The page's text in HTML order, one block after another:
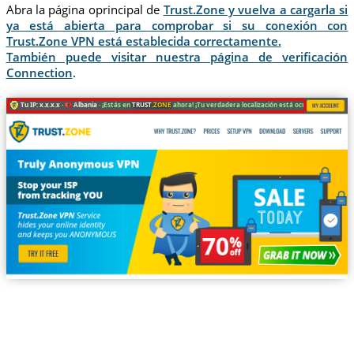
Abra la página oprincipal de Trust.Zone y vuelva a cargarla si
ya está abierta para comprobar si su conexión con
Trust.Zone VPN está establecida correctamente.
También puede visitar nuestra página de verificación
Connection.
Tu IP: x.x.x.x · Albania ·¡Estás enTRUST.ZONE ahora! ¡Tu verdadera localización está oculta!